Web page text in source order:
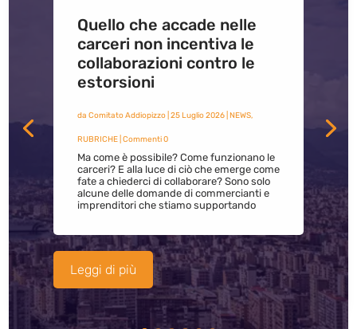
Quello che accade nelle
carceri non incentiva le
collaborazioni contro le
estorsioni
da Comitato Addiopizzo| 25 Luglio 2026| NEWS,
RUBRICHE| Commenti 0
Ma come è possibile? Come funzionano le
carceri? E alla luce di ciò che emerge come
fate a chiederci di collaborare? Sono solo
alcune delle domande di commercianti e
imprenditori che stiamo supportando
Leggi di più